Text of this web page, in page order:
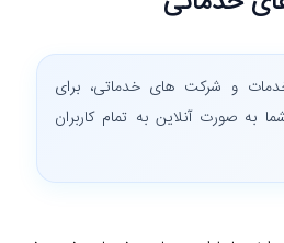
و شرکت های خدماتی، برای
به صورت آنلاین به تمام کاربران